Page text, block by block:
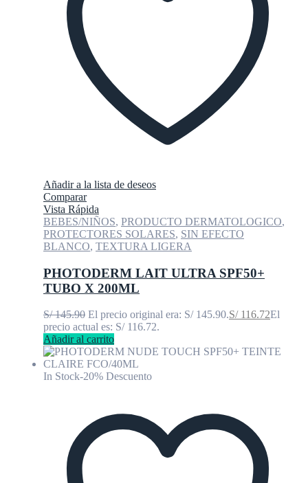
Añadir a la lista de deseos
Comparar
Vista Rápida
BEBES/NIÑOS, PRODUCTO DERMATOLOGICO,
PROTECTORES SOLARES, SIN EFECTO
BLANCO, TEXTURA LIGERA
PHOTODERM LAIT ULTRA SPF50+
TUBO X 200ML
S/145.90 El precio original era: S/ 145.90.S/116.72El
precio actual es: S/ 116.72.
Añadir al carrito
In Stock-20% Descuento